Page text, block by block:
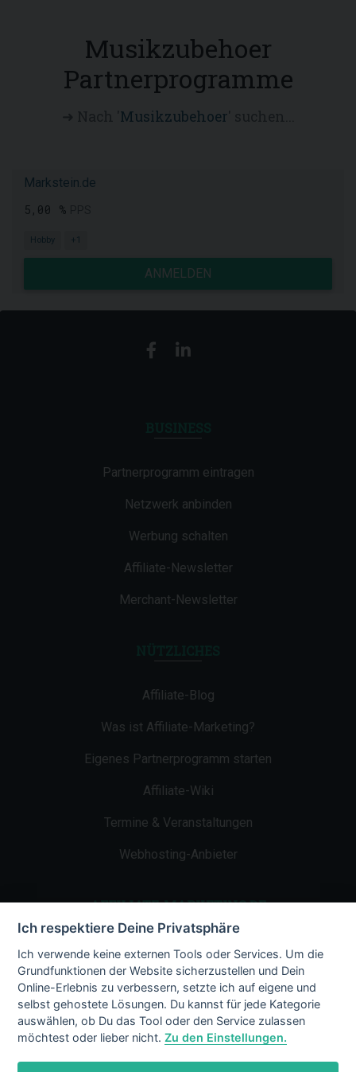
Musikzubehoer
Partnerprogramme
Musikzubehoer
Markstein.de
5,00 %
Hobby +1
ANMELDEN
Partnerprogramm eintragen
Netzwerk anbinden
Werbung schalten
Affiliate-Newsletter
Merchant-Newsletter
Affiliate-Blog
Was ist Affiliate-Marketing?
Eigenes Partnerprogramm starten
Affiliate-Wiki
Termine & Veranstaltungen
Webhosting-Anbieter
AFFILIATE-MARKETING.DE
Impressum
Kontakt
Datenschutz
Ich respektiere Deine Privatsphäre
Ich verwende keine externen Tools oder Services. Um die
Grundfunktionen der Website sicherzustellen und Dein
Online-Erlebnis zu verbessern, setzte ich auf eigene und
selbst gehostete Lösungen. Du kannst für jede Kategorie
auswählen, ob Du das Tool oder den Service zulassen
möchtest oder lieber nicht.Zu den Einstellungen.